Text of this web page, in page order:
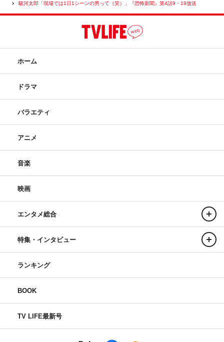
駿河太郎「現場では1日1シーンの男って（笑）」『恐怖新聞』第4話9・19放送
ホーム
ドラマ
バラエティ
アニメ
音楽
映画
エンタメ総合
特集・インタビュー
ランキング
BOOK
TV LIFE最新号